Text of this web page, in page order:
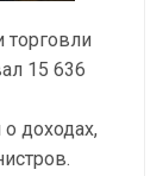
торговли
15 636
доходах,